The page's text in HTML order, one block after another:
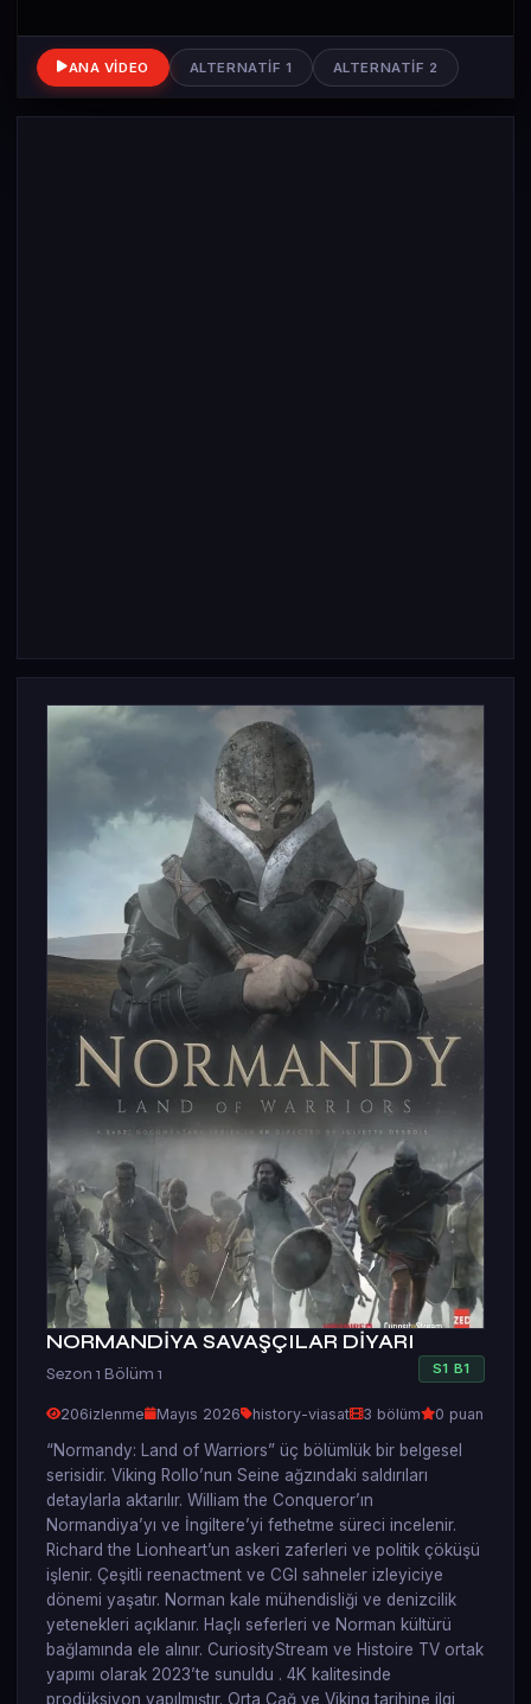
ANA VIDEO ALTERNATIF 1 ALTERNATIF 2
NORMANDİYA SAVAŞÇILAR DİYARI
Sezon 1 Bölüm 1 S1 B1
206izlenme Mayıs 2026 history-viasat 3 bölüm 0 puan
“Normandy: Land of Warriors” üç bölümlük bir belgesel
serisidir. Viking Rollo’nun Seine ağzındaki saldırıları
detaylarla aktarılır. William the Conqueror’ın
Normandiya’yı ve İngiltere’yi fethetme süreci incelenir.
Richard the Lionheart’un askeri zaferleri ve politik çöküşü
işlenir. Çeşitli reenactment ve CGI sahneler izleyiciye
dönemi yaşatır. Norman kale mühendisliği ve denizcilik
yetenekleri açıklanır. Haçlı seferleri ve Norman kültürü
bağlamında ele alınır. CuriosityStream ve Histoire TV ortak
yapımı olarak 2023’te sunuldu . 4K kalitesinde
prodüksiyon yapılmıştır. Orta Çağ ve Viking tarihine ilgi